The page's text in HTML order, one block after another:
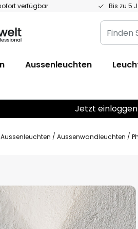
verfügbar Bis zu 5
Finden
Sie
Leuchte...
Aussenleuchten
Jetzt
Aussenleuchten Aussenwandleuchten